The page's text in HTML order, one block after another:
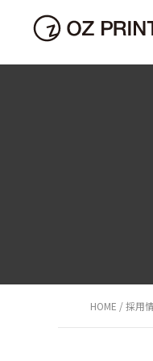
Oz
Pioneer
Oz Present
Perfect
Oz Paudora
Oz Press
OzPace
Plan
Oz
Protect
Oz Prove
Oz Publish
Person
Power
Purpose
Oz
Oz
Propagate
Price
Pioneer
Oz
Perfect
HOME 採用